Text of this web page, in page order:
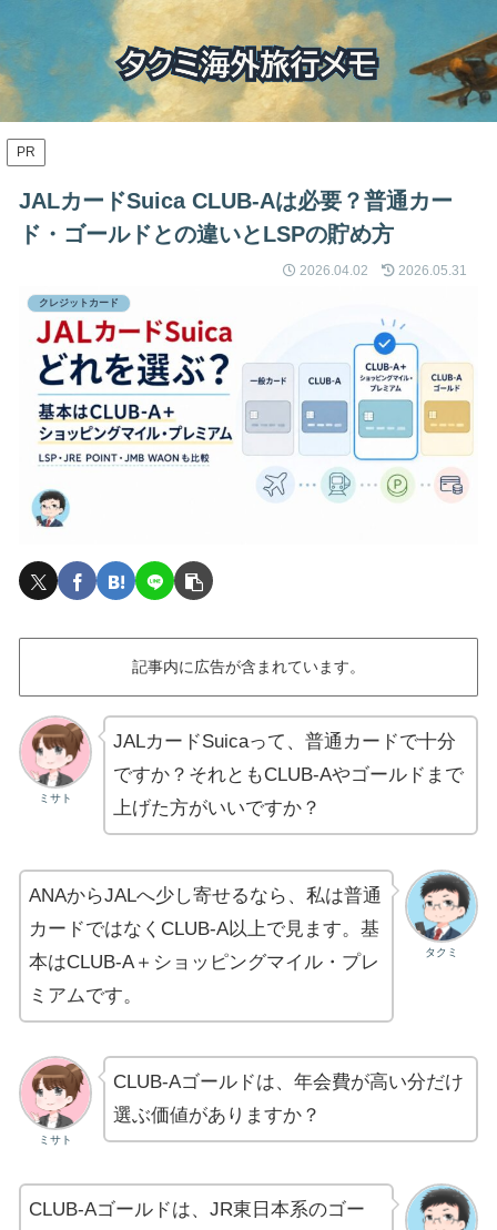
PR
JALカードSuica CLUB-Aは必要？普通カー
ド・ゴールドとの違いとLSPの貯め方
2026.04.02 2026.05.31
クレジットカード
記事内に広告が含まれています。
ミサト
JALカードSuicaって、普通カードで十分
ですか？それともCLUB-Aやゴールドまで
上げた方がいいですか？
タクミ
ANAからJALへ少し寄せるなら、私は普通
カードではなくCLUB-A以上で見ます。基
本はCLUB-A＋ショッピングマイル・プレ
ミアムです。
ミサト
CLUB-Aゴールドは、年会費が高い分だけ
選ぶ価値がありますか？
CLUB-Aゴールドは、JR東日本系のゴー